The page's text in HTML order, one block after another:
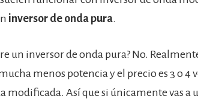
inversor de onda pura.
un inversor de onda pura? No.
menos potencia y el precio es 3 o 4
modificada. Así que si únicamente vas a